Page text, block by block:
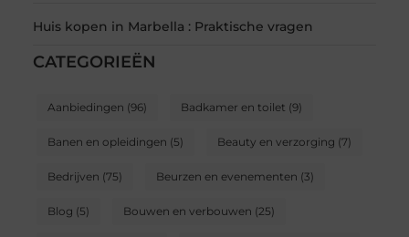
Huis kopen in Marbella : Praktische vragen
CATEGORIEËN
Aanbiedingen (96) Badkamer en toilet (9)
Banen en opleidingen (5) Beauty en verzorging (7)
Bedrijven (75) Beurzen en evenementen (3)
Blog (5) Bouwen en verbouwen (25)